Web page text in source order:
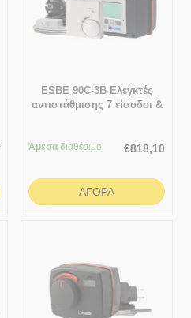
ESBE 90C-3B Ελεγκτές
αντιστάθμισης 7 είσοδοι &
Άμεσα διαθέσιμο €818,10
ΑΓΟΡΆ